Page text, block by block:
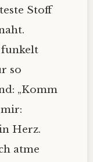
Stoff
funkelt
so
„Komm
mir:
Herz.
atme